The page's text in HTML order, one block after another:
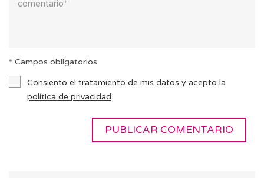
* Campos obligatorios
Consiento el tratamiento de mis datos y acepto la
política de privacidad